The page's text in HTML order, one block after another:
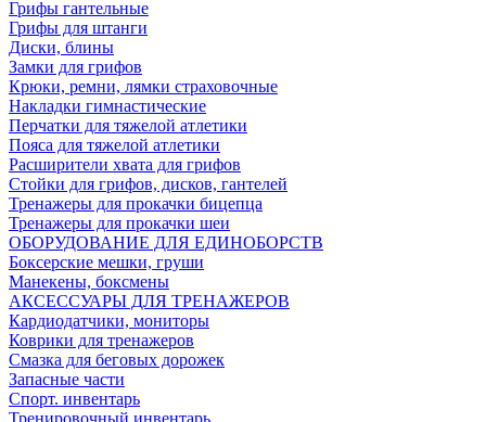
Грифы гантельные
Грифы для штанги
Диски, блины
Замки для грифов
Крюки, ремни, лямки страховочные
Накладки гимнастические
Перчатки для тяжелой атлетики
Пояса для тяжелой атлетики
Расширители хвата для грифов
Стойки для грифов, дисков, гантелей
Тренажеры для прокачки бицепца
Тренажеры для прокачки шеи
ОБОРУДОВАНИЕ ДЛЯ ЕДИНОБОРСТВ
Боксерские мешки, груши
Манекены, боксмены
АКСЕССУАРЫ ДЛЯ ТРЕНАЖЕРОВ
Кардиодатчики, мониторы
Коврики для тренажеров
Смазка для беговых дорожек
Запасные части
Спорт. инвентарь
Тренировочный инвентарь